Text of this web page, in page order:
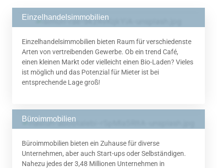
Einzelhandelsimmobilien
Einzelhandelsimmobilien bieten Raum für verschiedenste
Arten von vertreibenden Gewerbe. Ob ein trend Café,
einen kleinen Markt oder vielleicht einen Bio-Laden? Vieles
ist möglich und das Potenzial für Mieter ist bei
entsprechende Lage groß!
Büroimmobilien
Büroimmobilien bieten ein Zuhause für diverse
Unternehmen, aber auch Start-ups oder Selbständigen.
Nahezu jedes der 3,48 Millionen Unternehmen in